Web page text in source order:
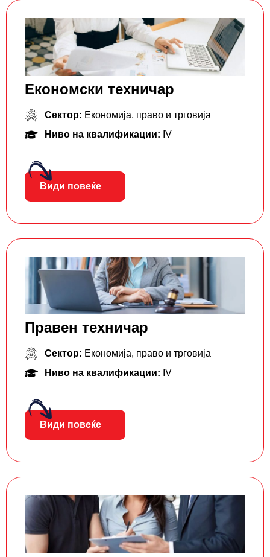
Економски техничар
Сектор: Економија, право и трговија
Ниво на квалификации: IV
Види повеќе
Правен техничар
Сектор: Економија, право и трговија
Ниво на квалификации: IV
Види повеќе